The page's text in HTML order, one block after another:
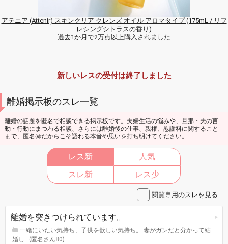
アテニア (Attenir) スキンクリア クレンズ オイル アロマタイプ (175mL / リフ
レシングシトラスの香り)
過去1か月で2万点以上購入されました
新しいレスの受付は終了しました
離婚掲示板のスレ一覧
離婚の話題を匿名で相談できる掲示板です。夫婦生活の悩みや、旦那・夫の言
動・行動にまつわる相談、さらには離婚後の仕事、親権、慰謝料に関すること
まで、匿名㊙️だからこそ語れる本音や思いを打ち明けてください。
レス新
人気
スレ新
レス少
閲覧専用のスレを見る
離婚を突きつけられています。
一緒にいたい気持ち、子供を欲しい気持ち。 妻がガンだと分かって結
婚し…(匿名さん80)